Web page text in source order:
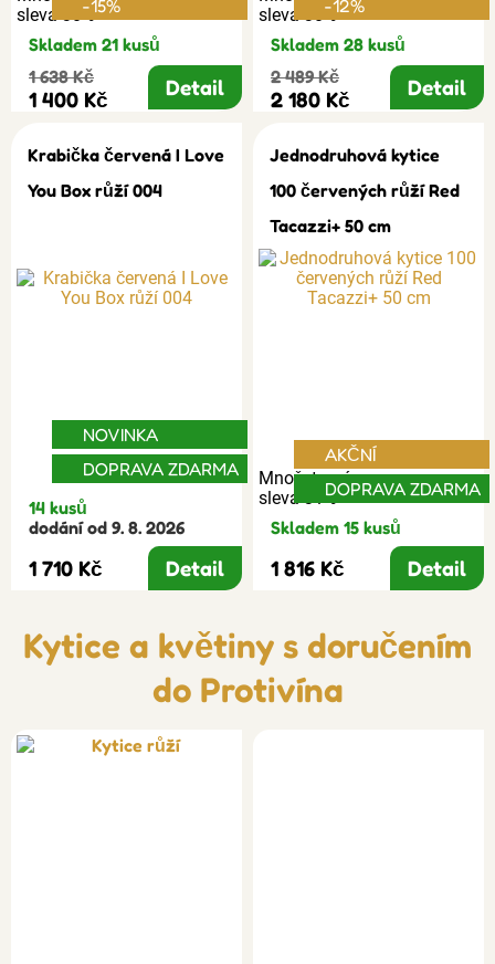
sleva 30%-15%
Skladem 21 kusů
1 638 Kč
1 400 Kč Detail
sleva 30%-12%
Skladem 28 kusů
2 489 Kč
2 180 Kč Detail
Krabička červená I Love
You Box růží 004
NOVINKA
DOPRAVA ZDARMA
14 kusů
dodání od 9. 8. 2026
1 710 Kč Detail
Jednodruhová kytice
100 červených růží Red
Tacazzi+ 50 cm
Množstevní
sleva 31%
AKČNÍ
DOPRAVA ZDARMA
Skladem 15 kusů
1 816 Kč Detail
Kytice a květiny s doručením
do Protivína